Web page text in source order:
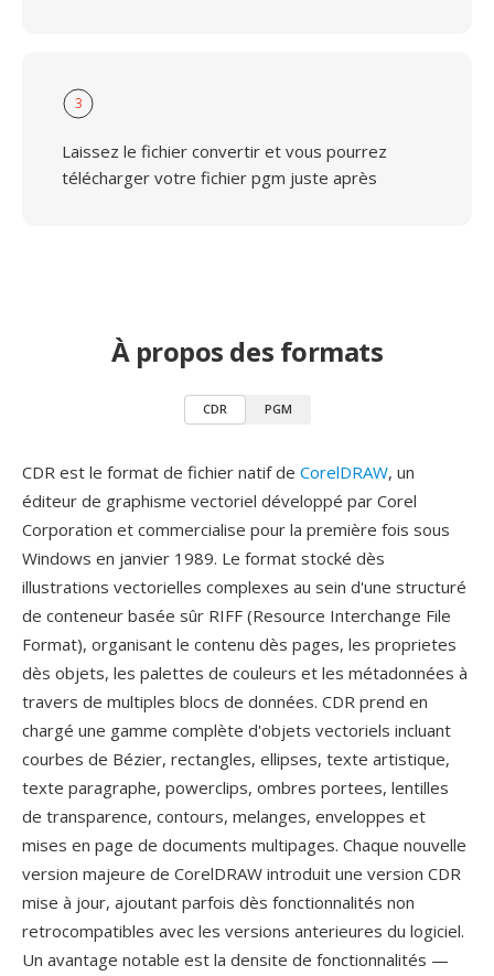
3
Laissez le fichier convertir et vous pourrez
télécharger votre fichier pgm juste après
À propos des formats
CDR PGM
CDR est le format de fichier natif de CorelDRAW, un
éditeur de graphisme vectoriel développé par Corel
Corporation et commercialise pour la première fois sous
Windows en janvier 1989. Le format stocké dès
illustrations vectorielles complexes au sein d'une structuré
de conteneur basée sûr RIFF (Resource Interchange File
Format), organisant le contenu dès pages, les proprietes
dès objets, les palettes de couleurs et les métadonnées à
travers de multiples blocs de données. CDR prend en
chargé une gamme complète d'objets vectoriels incluant
courbes de Bézier, rectangles, ellipses, texte artistique,
texte paragraphe, powerclips, ombres portees, lentilles
de transparence, contours, melanges, enveloppes et
mises en page de documents multipages. Chaque nouvelle
version majeure de CorelDRAW introduit une version CDR
mise à jour, ajoutant parfois dès fonctionnalités non
retrocompatibles avec les versions anterieures du logiciel.
Un avantage notable est la densite de fonctionnalités —